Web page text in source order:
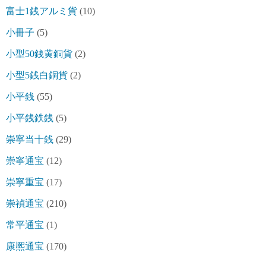
富士1銭アルミ貨 (10)
小冊子 (5)
小型50銭黄銅貨 (2)
小型5銭白銅貨 (2)
小平銭 (55)
小平銭鉄銭 (5)
崇寧当十銭 (29)
崇寧通宝 (12)
崇寧重宝 (17)
崇禎通宝 (210)
常平通宝 (1)
康熈通宝 (170)